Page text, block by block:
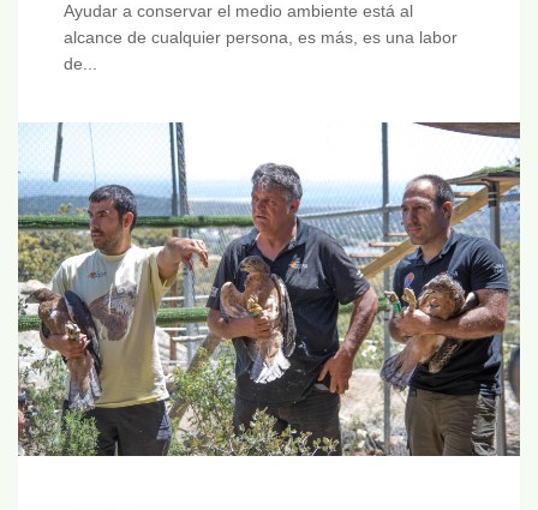
Ayudar a conservar el medio ambiente está al
alcance de cualquier persona, es más, es una labor
de...